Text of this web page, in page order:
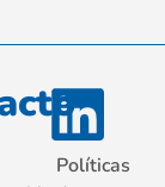
Políticas